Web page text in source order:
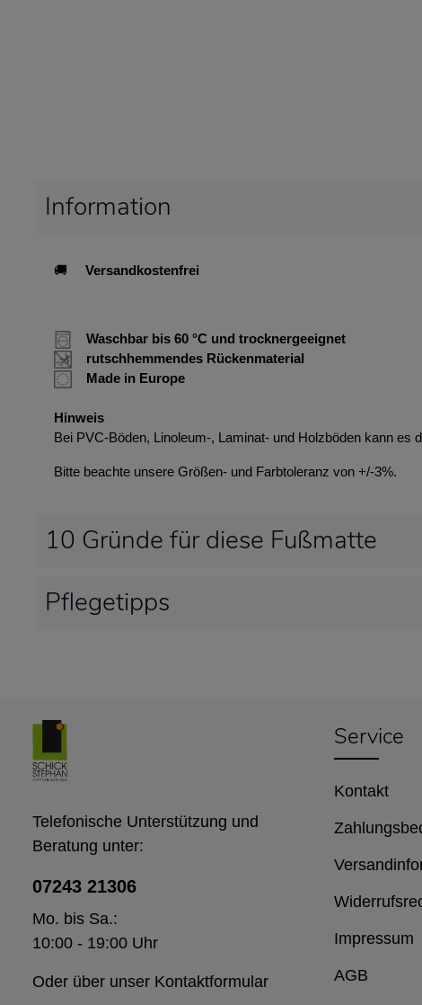
Information
🚚 Versandkostenfrei
Waschbar bis 60 °C und trocknergeeignet
rutschhemmendes Rückenmaterial
Made in Europe
Hinweis
Bei PVC-Böden, Linoleum-, Laminat- und Holzböden kann
Bitte beachte unsere Größen- und Farbtoleranz von +/-3%.
10 Gründe für diese Fußmatte
Pflegetipps
Service
Kontakt
Impressum
AGB
Telefonische Unterstützung und
Beratung unter:
07243 21306
Mo. bis Sa.:
10:00 - 19:00 Uhr
Oder über unser Kontaktformular